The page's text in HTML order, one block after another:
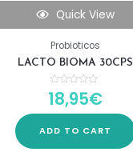
Quick View
Probioticos
LACTO BIOMA 30CPS
Rated
5
18,95€
ADD TO CART